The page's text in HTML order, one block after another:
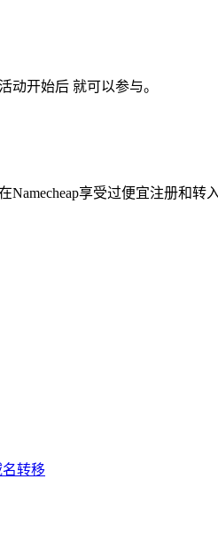
动开始后 就可以参与。
享受过便宜注册和转
名转移